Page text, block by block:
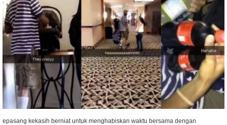
epasang kekasih berniat untuk menghabiskan waktu bersama dengan